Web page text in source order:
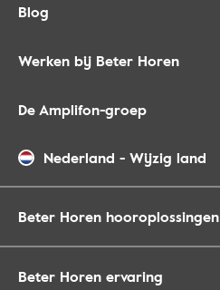
Blog
Werken bij Beter Horen
De Amplifon-groep
Nederland - Wijzig land
Beter Horen hooroplossingen
Beter Horen ervaring